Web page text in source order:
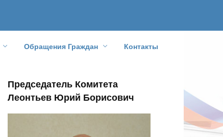
Обращения Граждан Контакты
Председатель Комитета
Леонтьев Юрий Борисович